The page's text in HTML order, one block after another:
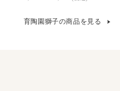
育陶園獅子の商品を見る